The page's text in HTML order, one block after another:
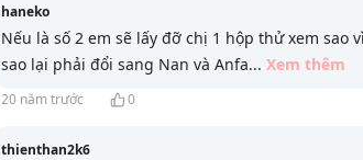
haneko
Nếu là số 2 em sẽ lấy đỡ chị 1 hộp thử xem sao
sao lại phải đổi sang Nan và Anfa... Xem thêm
20 năm trước 0
thienthan2k6